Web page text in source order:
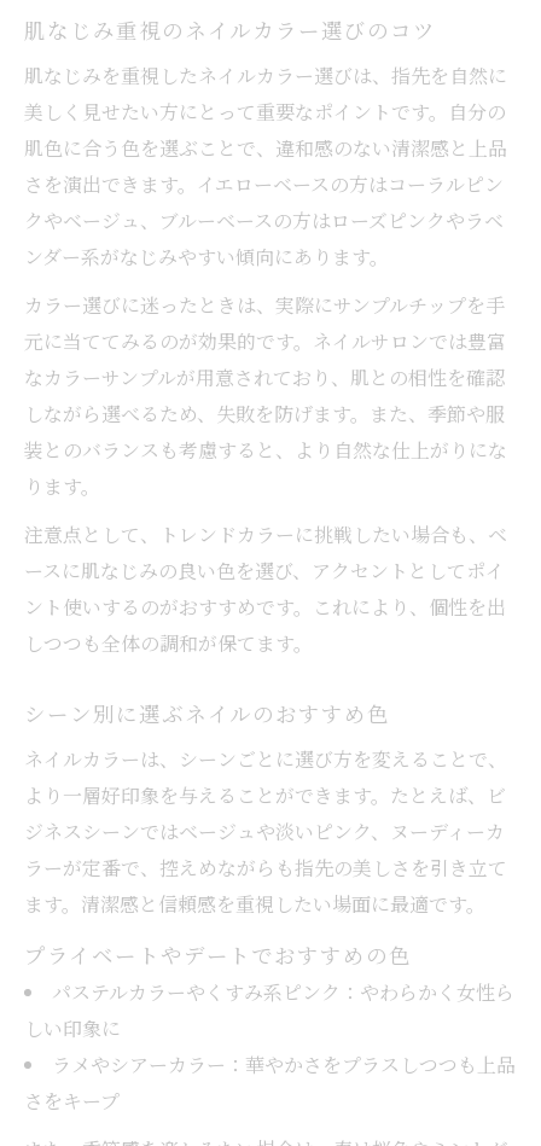
ネイル休止で感じる変化と回復の目安
再開前に知りたい爪の健康チェック法
ネイル業界の今とセルフケアの未来
ネイル業界の現状と今後のトレンド予測
セルフネイル普及による市場の変化とは
プロとセルフのネイルケア比較ポイント
ネイル業界の話題とセルフケアの進化
今後求められるネイルの新しい価値観
肌なじみ重視のネイルカラー選びのコツ
肌なじみを重視したネイルカラー選びは、指先を自然に
美しく見せたい方にとって重要なポイントです。自分の
肌色に合う色を選ぶことで、違和感のない清潔感と上品
さを演出できます。イエローベースの方はコーラルピン
クやベージュ、ブルーベースの方はローズピンクやラベ
ンダー系がなじみやすい傾向にあります。
カラー選びに迷ったときは、実際にサンプルチップを手
元に当ててみるのが効果的です。ネイルサロンでは豊富
なカラーサンプルが用意されており、肌との相性を確認
しながら選べるため、失敗を防げます。また、季節や服
装とのバランスも考慮すると、より自然な仕上がりにな
ります。
注意点として、トレンドカラーに挑戦したい場合も、ベ
ースに肌なじみの良い色を選び、アクセントとしてポイ
ント使いするのがおすすめです。これにより、個性を出
しつつも全体の調和が保てます。
シーン別に選ぶネイルのおすすめ色
ネイルカラーは、シーンごとに選び方を変えることで、
より一層好印象を与えることができます。たとえば、ビ
ジネスシーンではベージュや淡いピンク、ヌーディーカ
ラーが定番で、控えめながらも指先の美しさを引き立て
ます。清潔感と信頼感を重視したい場面に最適です。
プライベートやデートでおすすめの色
パステルカラーやくすみ系ピンク：やわらかく女性ら
しい印象に
ラメやシアーカラー：華やかさをプラスしつつも上品
さをキープ